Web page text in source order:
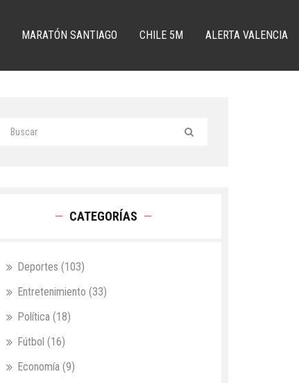
MARATÓN SANTIAGO CHILE 5M ALERTA VALENCIA
CATEGORÍAS
Deportes (103)
Entretenimiento (33)
Política (18)
Fútbol (16)
Economía (9)